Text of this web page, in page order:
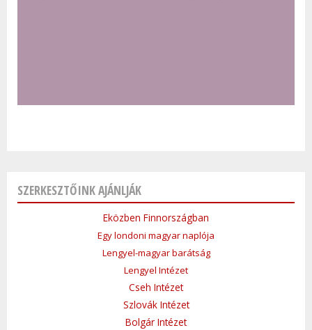
SZERKESZTŐINK AJÁNLJÁK
Eközben Finnországban
Egy londoni magyar naplója
Lengyel-magyar barátság
Lengyel Intézet
Cseh Intézet
Szlovák Intézet
Bolgár Intézet